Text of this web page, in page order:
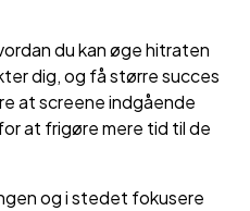
du kan øge hitraten
dig, og få større succes
at screene indgående
at frigøre mere tid til de
og i stedet fokusere